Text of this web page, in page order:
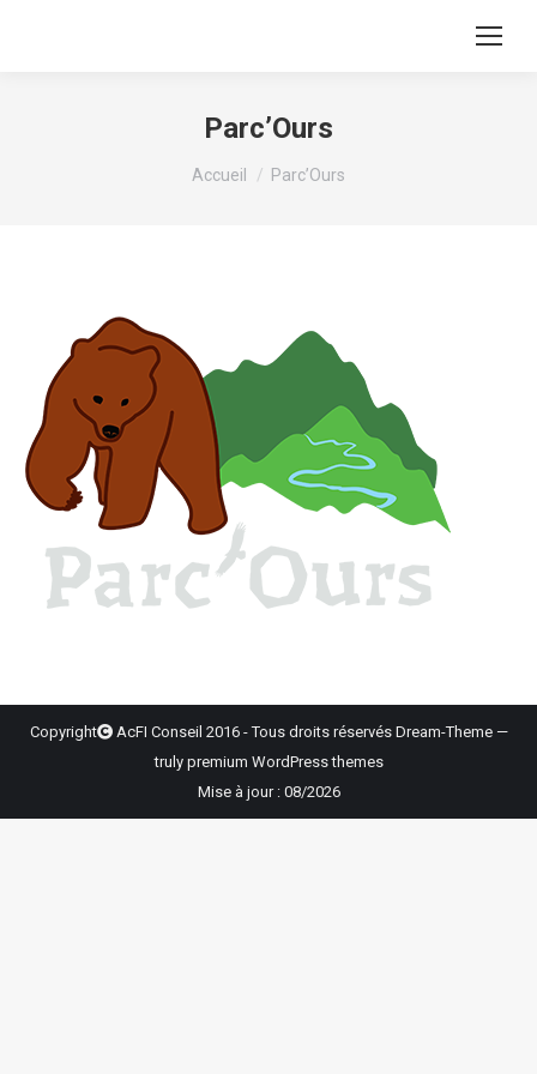
Parc’Ours
Vous êtes ici :
Accueil Parc’Ours
Copyright
AcFI Conseil 2016 - Tous droits réservés Dream-Theme —
truly premium WordPress themes
Mise à jour : 08/2026